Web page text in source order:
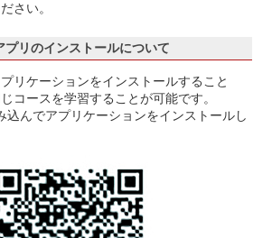
さい。
プリのインストールについて
リケーションをインストールすること
コースを学習することが可能です。
込んでアプリケーションをインストールし